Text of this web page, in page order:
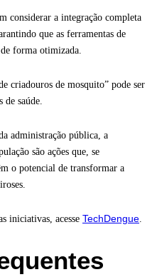
considerar a integração completa
que as ferramentas de
forma otimizada.
criadouros de mosquito” pode ser
saúde.
administração pública, a
são ações que, se
o potencial de transformar a
iniciativas, acesse TechDengue